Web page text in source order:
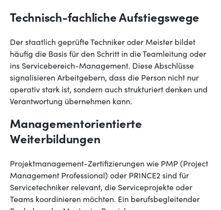
Technisch-fachliche Aufstiegswege
Der staatlich geprüfte Techniker oder Meister bildet
häufig die Basis für den Schritt in die Teamleitung oder
ins Servicebereich-Management. Diese Abschlüsse
signalisieren Arbeitgebern, dass die Person nicht nur
operativ stark ist, sondern auch strukturiert denken und
Verantwortung übernehmen kann.
Managementorientierte
Weiterbildungen
Projektmanagement-Zertifizierungen wie PMP (Project
Management Professional) oder PRINCE2 sind für
Servicetechniker relevant, die Serviceprojekte oder
Teams koordinieren möchten. Ein berufsbegleitender